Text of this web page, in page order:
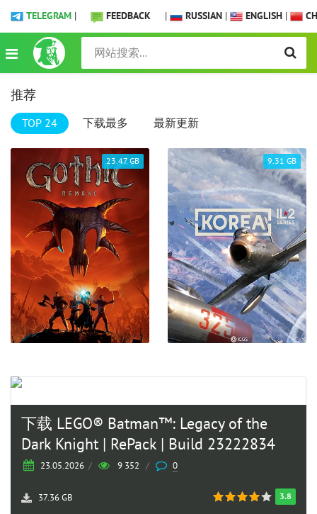
TELEGRAM | FEEDBACK | RUSSIAN | ENGLISH |
推荐
TOP 24 下载最多 最新更新
23.47 GB 9.31 GB
下载 LEGO® Batman™: Legacy of the
Dark Knight | RePack | Build 23222834
23.05.2026 / 9 352 / 0
3.8
37.36 GB